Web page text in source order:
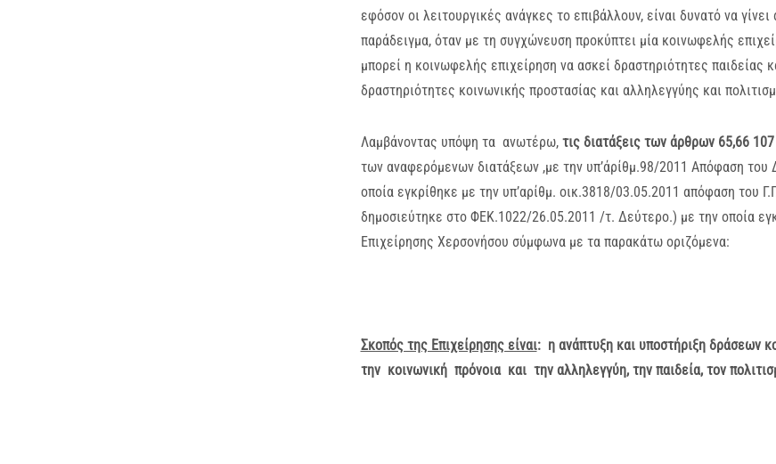
εφόσον οι λειτουργικές ανάγκες το επιβάλλουν, είναι δυνατό να
παράδειγμα, όταν με τη συγχώνευση προκύπτει μία κοινωφελής
μπορεί η κοινωφελής επιχείρηση να ασκεί δραστηριότητες παιδείας
δραστηριότητες κοινωνικής προστασίας και αλληλεγγύης και
Λαμβάνοντας υπόψη τα ανωτέρω, τις διατάξεις των άρθρων 65,66
των αναφερόμενων διατάξεων ,με την υπ’άρίθμ.98/2011 Απόφαση
οποία εγκρίθηκε με την υπ’αρίθμ. οικ.3818/03.05.2011 απόφαση του
δημοσιεύτηκε στο ΦΕΚ.1022/26.05.2011 /τ. Δεύτερο.) με την οποία
Επιχείρησης Χερσονήσου σύμφωνα με τα παρακάτω οριζόμενα:
Σκοπός της Επιχείρησης είναι: η ανάπτυξη και υποστήριξη δράσεων
την κοινωνική πρόνοια και την αλληλεγγύη, την παιδεία, τον